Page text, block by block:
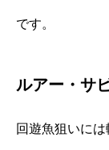
です。
ルアー・サ
回遊魚狙いに